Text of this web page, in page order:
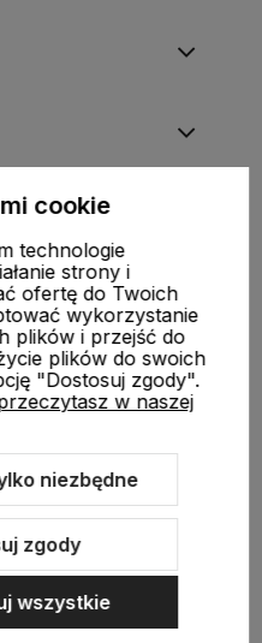
,720-449-767 |
|REGON: 521904681
Shoper Modern 3.0™
cookie
technologie
strony i
ofertę do Twoich
wykorzystanie
plików i przejść do
plików do swoich
"Dostosuj zgody".
w naszej
niezbędne
zgody
wszystkie